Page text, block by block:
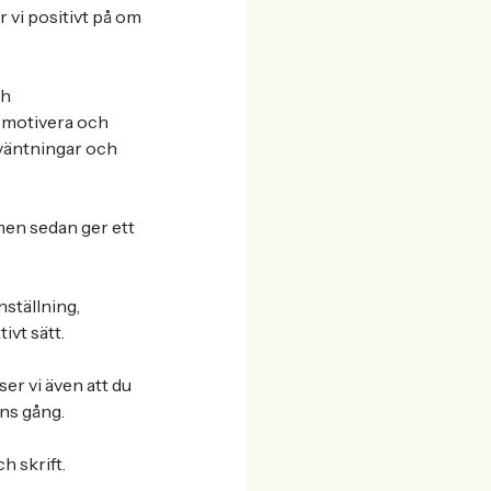
vi positivt på om
och
och
sedan ger ett
sätt.
vi även att du
gång.
skrift.